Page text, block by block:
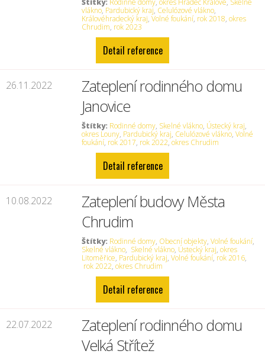
Štítky: Rodinné domy,okres Hradec Králové, Skelné
vlákno, Pardubický kraj, Celulózové vlákno,
Královéhradecký kraj,Volné foukání, rok 2018,okres
Chrudim, rok 2023
Detail reference
26.11.2022
Zateplení rodinného domu
Janovice
Štítky: Rodinné domy, Skelné vlákno, Ústecký kraj,
okres Louny, Pardubický kraj, Celulózové vlákno,Volné
foukání, rok 2017, rok 2022,okres Chrudim
Detail reference
10.08.2022
Zateplení budovy Města
Chrudim
Štítky: Rodinné domy, Obecní objekty,Volné foukání,
Skelné vlákno, Skelné vlákno, Ústecký kraj,okres
Litoměřice, Pardubický kraj,Volné foukání, rok 2016,
rok 2022,okres Chrudim
Detail reference
22.07.2022
Zateplení rodinného domu
Velká Střítež